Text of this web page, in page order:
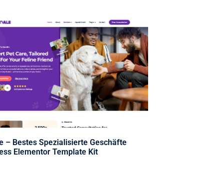
– Bestes Spezialisierte Geschäfte
Elementor Template Kit